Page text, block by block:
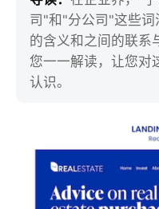
司"和"分公司"这些
的含义和之间的联系
您一一解读，让您对
认识。